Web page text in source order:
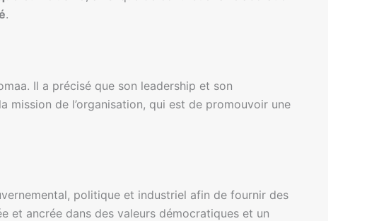
.
Il a précisé que son leadership et son
mission de l’organisation, qui est de promouvoir une
politique et industriel afin de fournir des
et ancrée dans des valeurs démocratiques et un